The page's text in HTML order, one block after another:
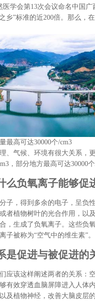
医学会第13次会议命名中国
乡”标准的近200倍。那么，
最高可达30000个/cm3
、气候、环境有很大关系，
，部分地方最高可达30000个/
么负氧离子能够促
子，得到多余的电子，呈负
者植物树叶的光合作用，以
，生成了负氧离子。这些负
子被称为“空气中的维生素”。
是促进与被促进的
应该这样阐述两者的关系：
有效穿透血脑屏障进入人体
及植物神经，改善大脑皮层